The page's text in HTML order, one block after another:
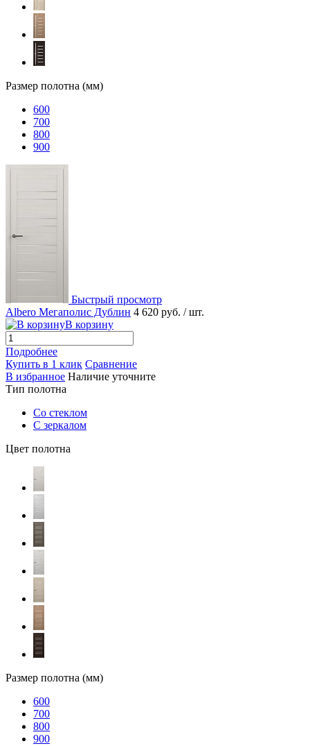
Размер полотна (мм)
600
700
800
900
Быстрый просмотр
Albero Мегаполис Дублин 4 620 руб. / шт.
В корзину
Подробнее
Купить в 1 клик Сравнение
В избранное Наличие уточните
Тип полотна
Со стеклом
С зеркалом
Цвет полотна
Размер полотна (мм)
600
700
800
900